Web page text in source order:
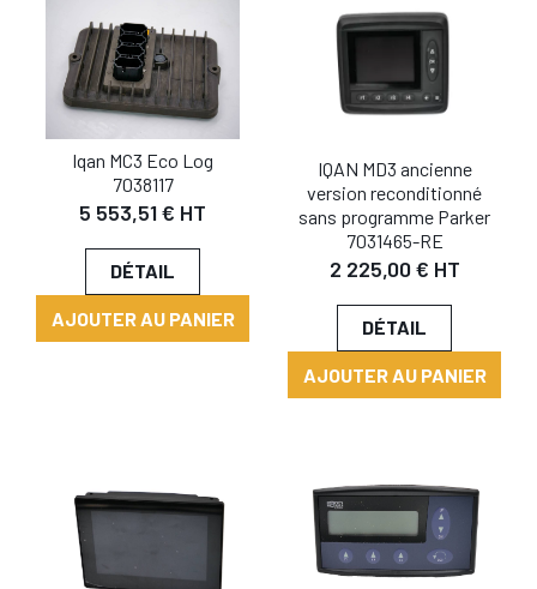
Iqan MC3 Eco Log
7038117
5 553,51 € HT
DÉTAIL
AJOUTER AU PANIER
IQAN MD3 ancienne
version reconditionné
sans programme Parker
7031465-RE
2 225,00 € HT
DÉTAIL
AJOUTER AU PANIER